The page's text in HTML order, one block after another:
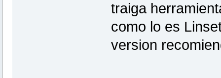
traiga
como lo es
version